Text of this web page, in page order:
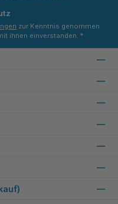
zur Kenntnis genommen
ihnen einverstanden. *